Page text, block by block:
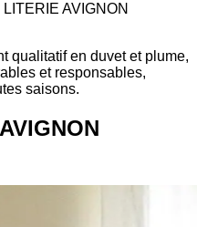
AVIGNON
qualitatif en duvet et plume,
et responsables,
saisons.